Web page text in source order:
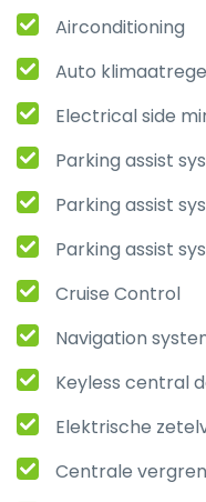
Airconditioning
Auto
Electrical side
Parking assist
Parking assist
Parking assist
Cruise Control
Navigation
Keyless central
Elektrische
Centrale